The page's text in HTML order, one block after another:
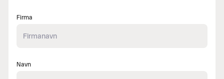
Firma
Navn